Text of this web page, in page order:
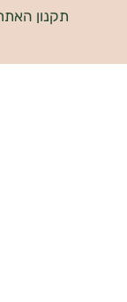
האתר|תקנון